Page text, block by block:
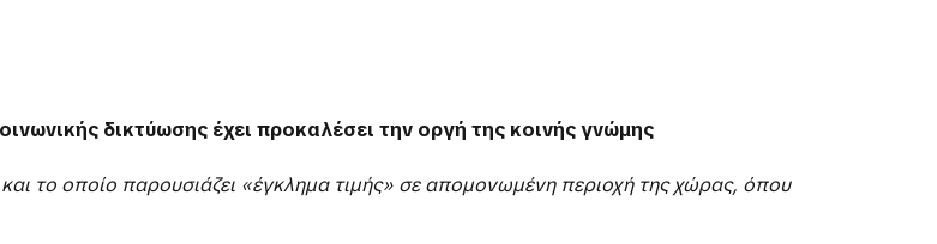
δικτύωσης έχει προκαλέσει την οργή της κοινής γνώμης
το οποίο παρουσιάζει «έγκλημα τιμής» σε απομονωμένη περιοχή της χώρας, όπου